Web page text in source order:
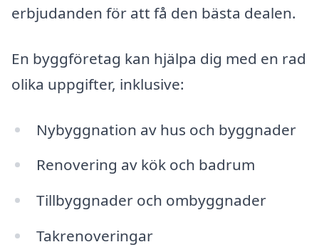
erbjudanden för att få den bästa dealen.
En byggföretag kan hjälpa dig med en rad
olika uppgifter, inklusive:
Nybyggnation av hus och byggnader
Renovering av kök och badrum
Tillbyggnader och ombyggnader
Takrenoveringar